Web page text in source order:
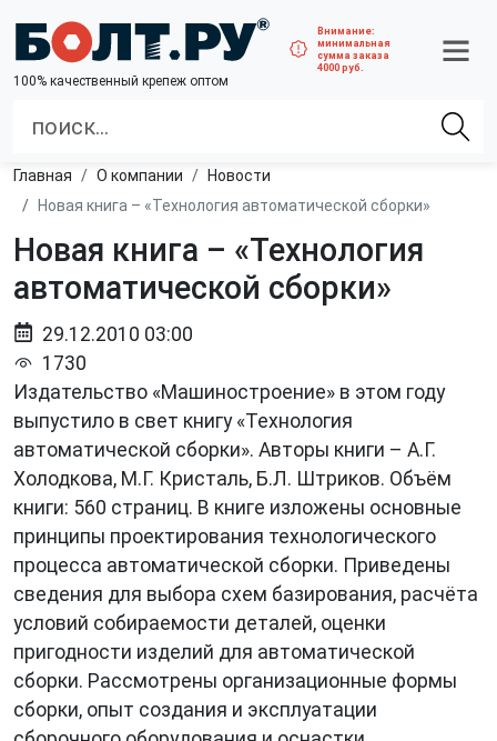
100% качественный крепеж оптом
Внимание:
минимальная
сумма заказа
4000 руб.
Главная О компании
Новости
Новая книга – «Технология автоматической сборки»
Новая книга – «Технология
автоматической сборки»
29.12.2010 03:00
1730
Издательство «Машиностроение» в этом году
выпустило в свет книгу «Технология
автоматической сборки». Авторы книги – А.Г.
Холодкова, М.Г. Кристаль, Б.Л. Штриков. Объём
книги: 560 страниц. В книге изложены основные
принципы проектирования технологического
процесса автоматической сборки. Приведены
сведения для выбора схем базирования, расчёта
условий собираемости деталей, оценки
пригодности изделий для автоматической
сборки. Рассмотрены организационные формы
сборки, опыт создания и эксплуатации